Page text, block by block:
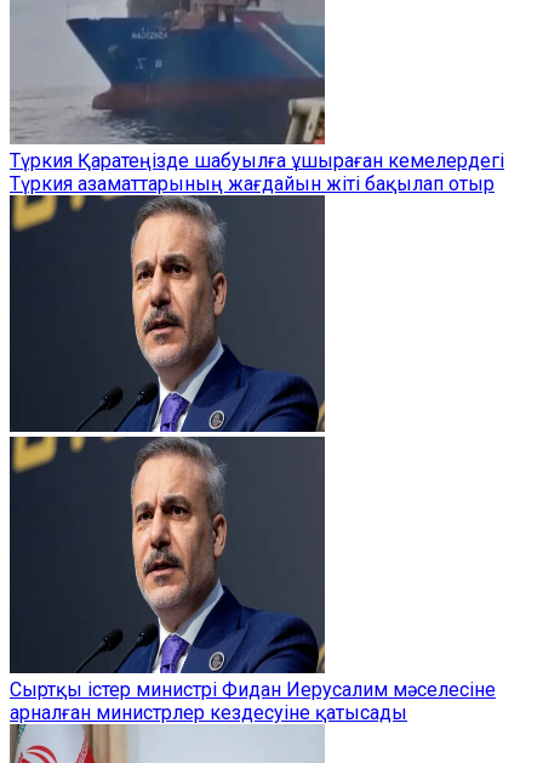
Түркия Қаратеңізде шабуылға ұшыраған кемелердегі
Түркия азаматтарының жағдайын жіті бақылап отыр
Сыртқы істер министрі Фидан Иерусалим мәселесіне
арналған министрлер кездесуіне қатысады